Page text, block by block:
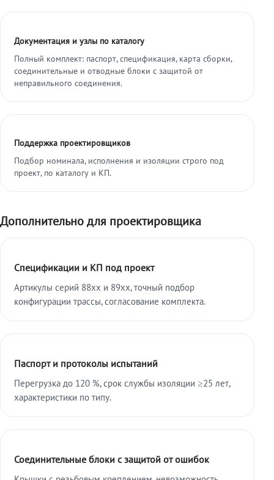
Документация и узлы по каталогу
Полный комплект: паспорт, спецификация, карта сборки,
соединительные и отводные блоки с защитой от
неправильного соединения.
Поддержка проектировщиков
Подбор номинала, исполнения и изоляции строго под
проект, по каталогу и КП.
Дополнительно для проектировщика
Спецификации и КП под проект
Артикулы серий 88xx и 89xx, точный подбор
конфигурации трассы, согласование комплекта.
Паспорт и протоколы испытаний
Перегрузка до 120 %, срок службы изоляции ≥25 лет,
характеристики по типу.
Соединительные блоки с защитой от ошибок